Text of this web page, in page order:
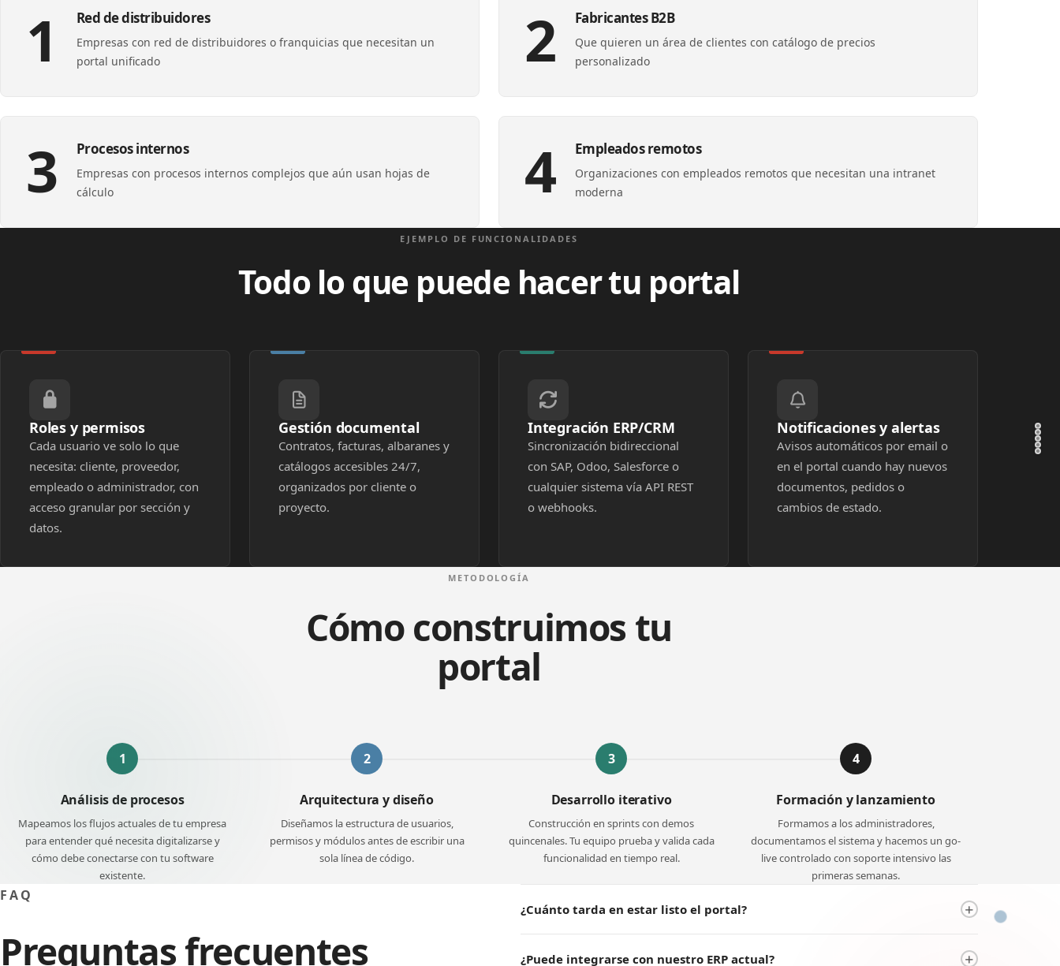
1 Red de distribuidores
Empresas con red de distribuidores o franquicias que necesitan un
portal unificado
2 Fabricantes B2B
Que quieren un área de clientes con catálogo de precios
personalizado
3 Procesos internos
Empresas con procesos internos complejos que aún usan hojas de
cálculo
4 Empleados remotos
Organizaciones con empleados remotos que necesitan una intranet
moderna
EJEMPLO DE FUNCIONALIDADES
Todo lo que puede hacer tu portal
Roles y permisos
Cada usuario ve solo lo que
necesita: cliente, proveedor,
empleado o administrador, con
acceso granular por sección y
datos.
Gestión documental
Contratos, facturas, albaranes y
catálogos accesibles 24/7,
organizados por cliente o
proyecto.
Integración ERP/CRM
Sincronización bidireccional
con SAP, Odoo, Salesforce o
cualquier sistema vía API REST
o webhooks.
Notificaciones y alertas
Avisos automáticos por email o
en el portal cuando hay nuevos
documentos, pedidos o
cambios de estado.
METODOLOGÍA
Cómo construimos tu
portal
1
Análisis de procesos
Mapeamos los flujos actuales de tu empresa
para entender qué necesita digitalizarse y
cómo debe conectarse con tu software
existente.
2
Arquitectura y diseño
Diseñamos la estructura de usuarios,
permisos y módulos antes de escribir una
sola línea de código.
3
Desarrollo iterativo
Construcción en sprints con demos
quincenales. Tu equipo prueba y valida cada
funcionalidad en tiempo real.
4
Formación y lanzamiento
Formamos a los administradores,
documentamos el sistema y hacemos un go-
live controlado con soporte intensivo las
primeras semanas.
FAQ
Preguntas frecuentes
¿Cuánto tarda en estar listo el portal?
¿Puede integrarse con nuestro ERP actual?